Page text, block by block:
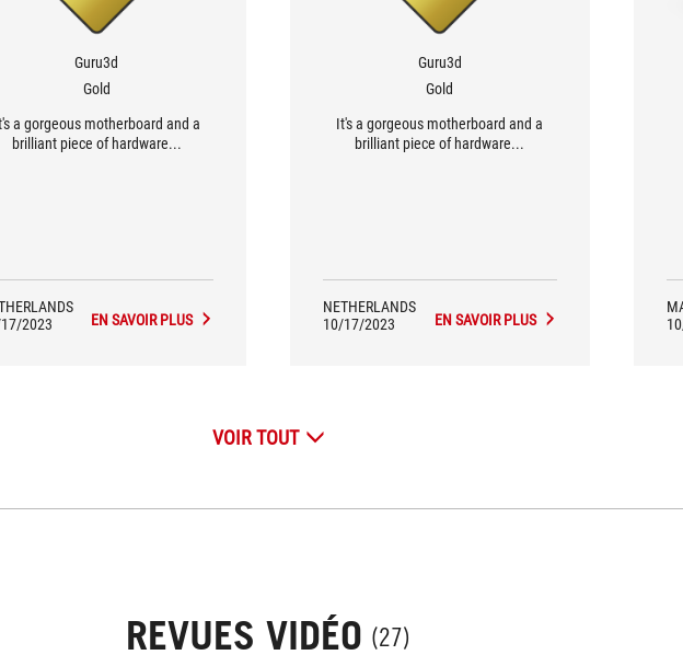
Guru3d
Gold
a gorgeous motherboard and a
brilliant piece of hardware...
2023
EN SAVOIR PLUS
Guru3d
Gold
It's a gorgeous motherboard and a
brilliant piece of hardware...
NETHERLANDS
10/17/2023
EN SAVOIR PLUS
VOIR TOUT
REVUES VIDÉO (27)